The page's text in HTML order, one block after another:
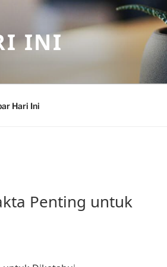
INI
Hari Ini
Penting untuk